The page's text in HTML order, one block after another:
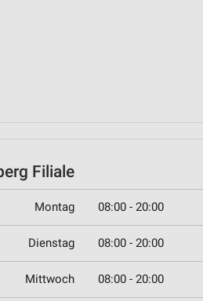
Filiale
Montag 08:00 - 20:00
Dienstag 08:00 - 20:00
Mittwoch 08:00 - 20:00